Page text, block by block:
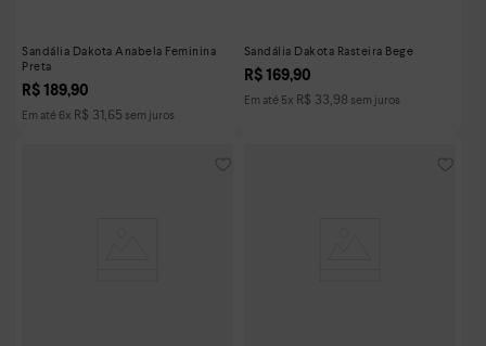
Sandália Dakota Anabela Feminina
Preta
R$ 189,90
Em até 6x R$ 31,65 sem juros
Sandália Dakota Rasteira Bege
R$ 169,90
Em até 5x R$ 33,98 sem juros